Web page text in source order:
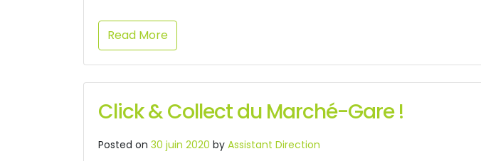
Read More
Click & Collect du Marché-Gare !
Posted on 30 juin 2020 by Assistant Direction